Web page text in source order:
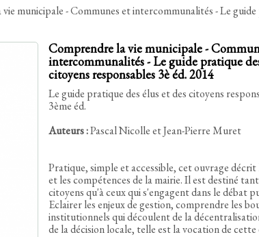
municipale - Communes et intercommunalités - Le
Comprendre la vie municipale -
intercommunalités - Le guide pratique
citoyens responsables 3è éd. 2014
Le guide pratique des élus et des citoyens
3ème éd.
Auteurs :Pascal Nicolle et Jean-Pierre Muret
Pratique, simple et accessible, cet ouvrage
et les compétences de la mairie. Il est destiné
citoyens qu'à ceux qui s'engagent dans le débat
Eclairer les enjeux de gestion, comprendre les
institutionnels qui découlent de la
de la décision locale, telle est la vocation de cette